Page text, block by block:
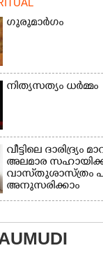
ഗുരുമാർഗം
നിത്യസത്യം ധർമ്മം
വീട്ടിലെ
അലമാര
വാസ്‌തുശാസ്ത്രം
അനുസരിക്കാം